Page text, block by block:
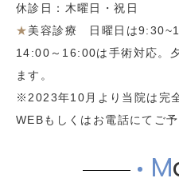
休診日：木曜日・祝日
★美容診療 日曜日は
14:00～16:00は手術対応。
ます。
※2023年10月より当院は完
WEBもしくはお電話にてご
M